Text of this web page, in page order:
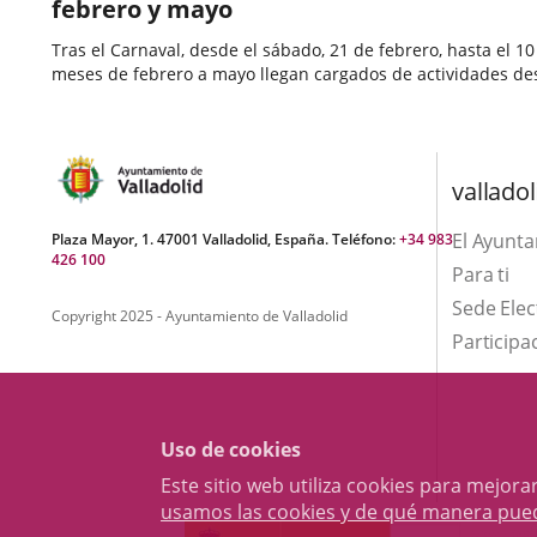
Uso de cookies
Este sitio web utiliza cookies para
usamos las cookies y de qué manera
febrero y mayo
Tras el Carnaval, desde el sábado, 21 de febrero, hasta el
meses de febrero a mayo llegan cargados de actividades
de
la
Plaza Mayor, 1. 47001 Valladolid, España. Teléfono:+34 983
426 100
Copyright 2025 - Ayuntamiento de Valladolid
El
Para ti
Sede